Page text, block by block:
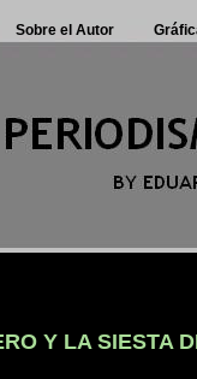
Sobre el Autor
Y LA SIESTA